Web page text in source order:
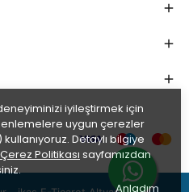
iyileştirmek için
uygun çerezler
Detaylı bilgiye
Politikası sayfamızdan
Anladım